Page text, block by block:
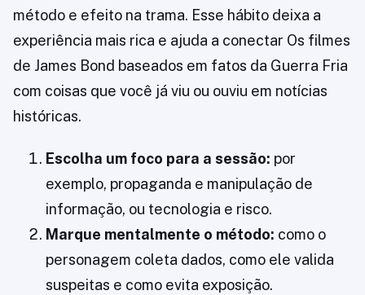
método e efeito na trama. Esse hábito deixa a
experiência mais rica e ajuda a conectar Os filmes
de James Bond baseados em fatos da Guerra Fria
com coisas que você já viu ou ouviu em notícias
históricas.
Escolha um foco para a sessão: por
exemplo, propaganda e manipulação de
informação, ou tecnologia e risco.
Marque mentalmente o método: como o
personagem coleta dados, como ele valida
suspeitas e como evita exposição.